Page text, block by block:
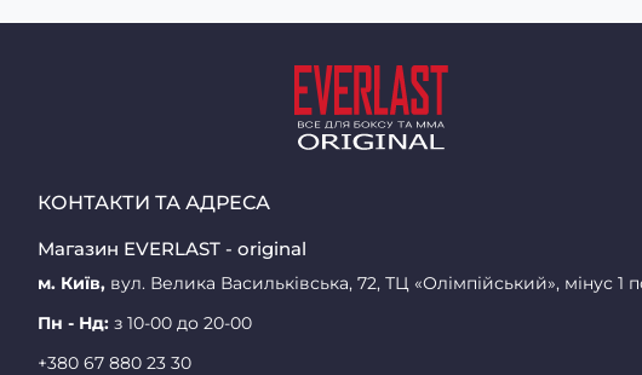
КОНТАКТИ ТА АДРЕСА
Магазин EVERLAST - original
м. Київ, вул. Велика Васильківська, 72, ТЦ «Олімпійський», мінус 1
Пн - Нд: з 10-00 до 20-00
+380 67 880 23 30